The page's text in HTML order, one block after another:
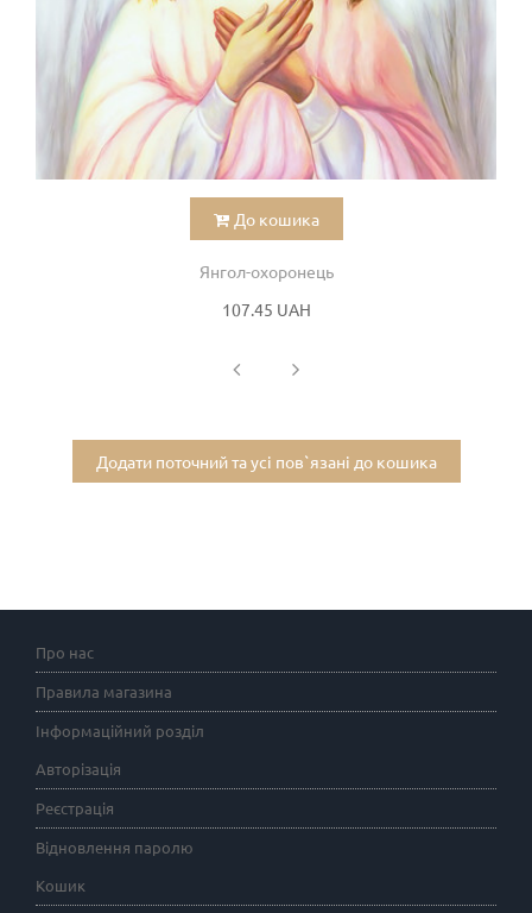
До кошика
Янгол-охоронець
107.45 UAH
Додати поточний та усі пов`язані до кошика
Про нас
Правила магазина
Інформаційний розділ
Авторізація
Реєстрація
Відновлення паролю
Кошик